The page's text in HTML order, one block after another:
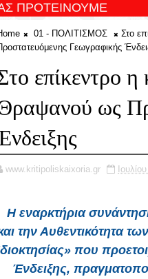
ΠΡΟΤΕΙΝΟΥΜΕ
01 - ΠΟΛΙΤΙΣΜΟΣ
Στο
Γεωγραφικής
επίκεντρο
ως
www.kritipoliskaixoria.gr
Η εναρκτήρια
την Αυθεντικότητα
που
Ένδειξης,